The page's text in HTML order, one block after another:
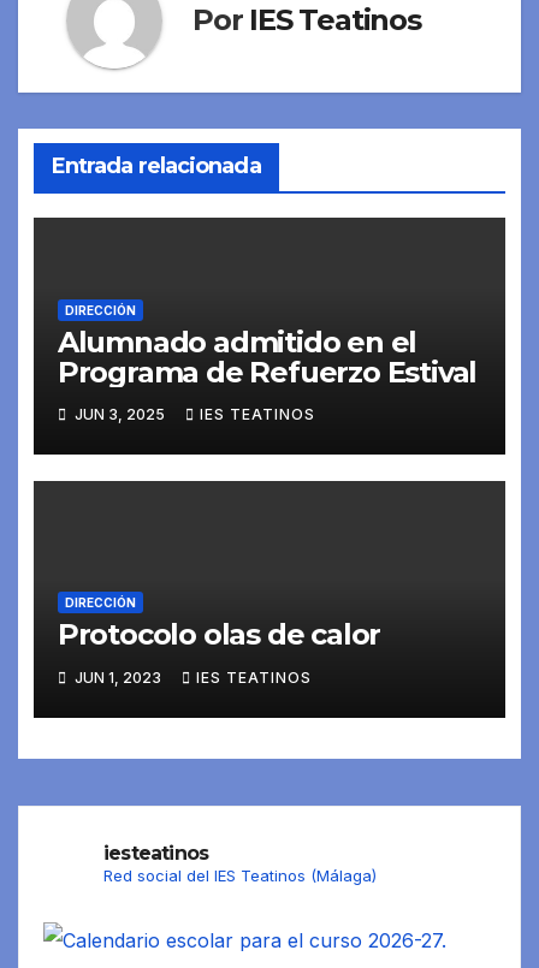
Por IES Teatinos
Entrada relacionada
DIRECCIÓN
Alumnado admitido en el
Programa de Refuerzo Estival
JUN 3, 2025 IES TEATINOS
DIRECCIÓN
Protocolo olas de calor
JUN 1, 2023 IES TEATINOS
iesteatinos
Red social del IES Teatinos (Málaga)